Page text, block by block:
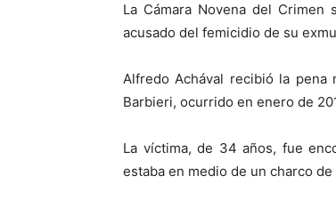
La Cámara Novena del
acusado del femicidio de su
Alfredo Achával recibió la pena
Barbieri, ocurrido en enero de
La víctima, de 34 años, fue
estaba en medio de un charco